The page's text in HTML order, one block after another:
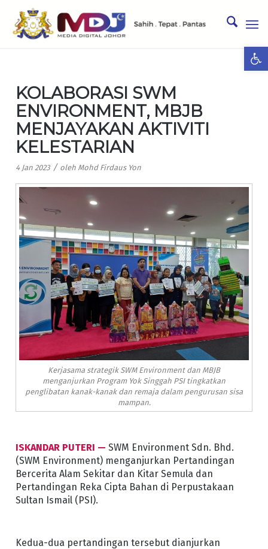
KOLABORASI SWM
ENVIRONMENT, MBJB
MENJAYAKAN AKTIVITI
KELESTARIAN
4 Jan 2023 / oleh Mohd Firdaus Yon
Kerjasama strategik SWM Environment dan MBJB
menganjurkan Program Yok Singgah PSI tingkatkan
penglibatan kanak-kanak dan remaja dalam pengurusan sisa
mampan.
ISKANDAR PUTERI — SWM Environment Sdn. Bhd.
(SWM Environment) menganjurkan Pertandingan
Bercerita Alam Sekitar dan Kitar Semula dan
Pertandingan Reka Cipta Bahan di Perpustakaan
Sultan Ismail (PSI).
Kedua-dua pertandingan tersebut dianjurkan